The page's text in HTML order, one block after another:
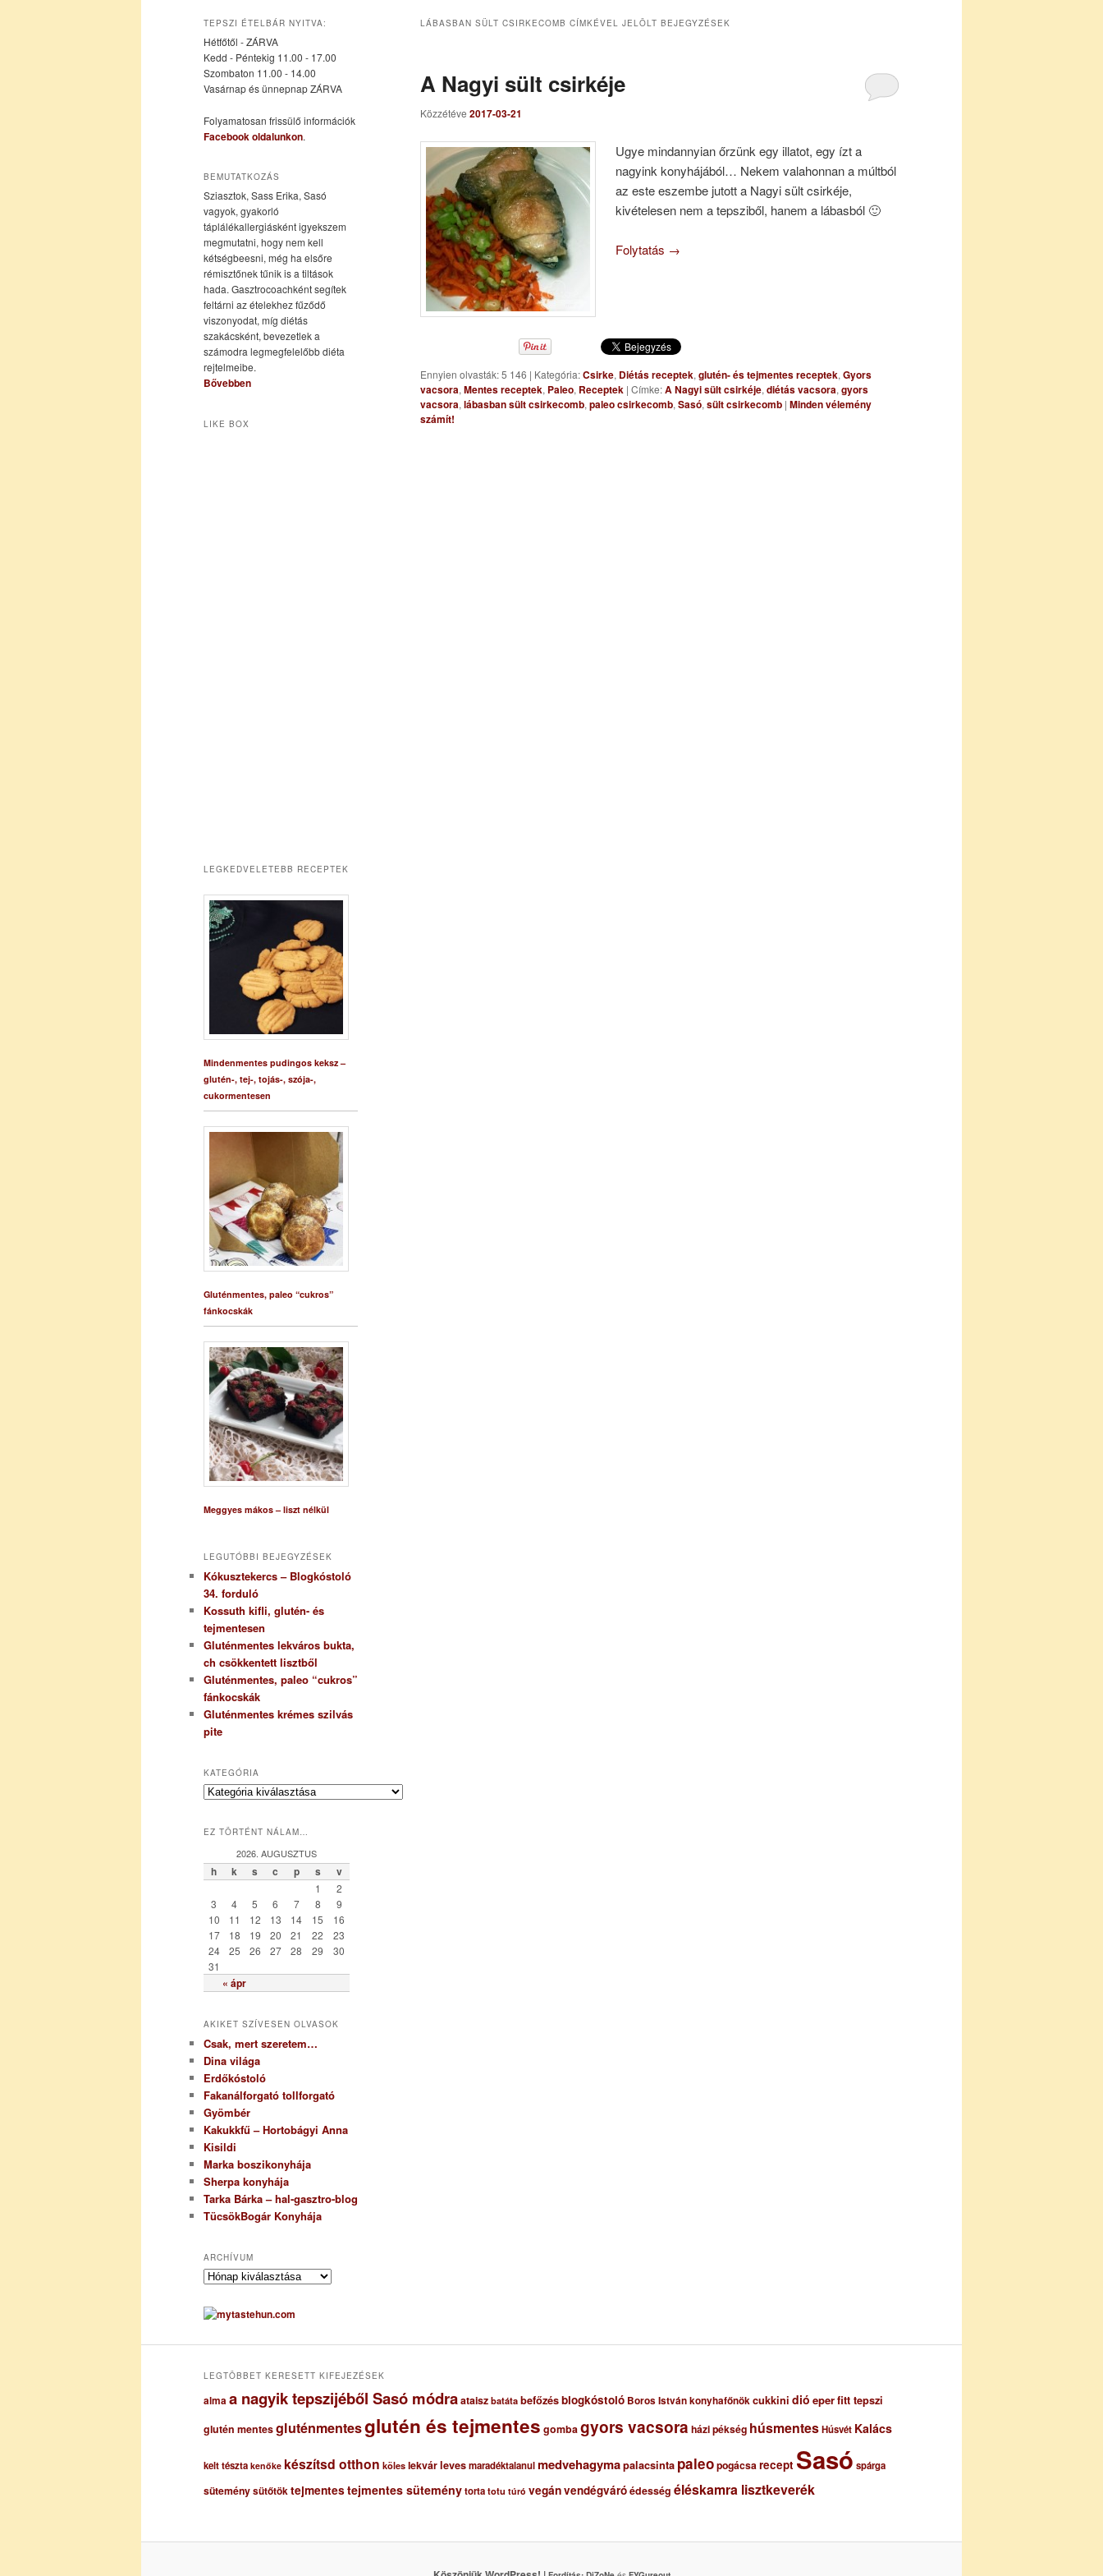
elsődleges
tartalomra
másodlagos
tartalomra
LÁBASBAN SÜLT CSIRKECOMB CÍMKÉVEL JELÖLT BEJEGYZÉSEK
A Nagyi sült csirkéje
Közzétéve 2017-03-21
Ugye mindannyian őrzünk egy illatot, egy ízt a
nagyink konyhájából… Nekem valahonnan a múltból
az este eszembe jutott a Nagyi sült csirkéje,
kivételesen nem a tepsziből, hanem a lábasból 🙂
Folytatás →
Ennyien olvasták: 5 146 | Kategória:Csirke, Diétás receptek, glutén- és tejmentes receptek, Gyors
vacsora, Mentes receptek, Paleo, Receptek | Címke:A Nagyi sült csirkéje, diétás vacsora, gyors
vacsora, lábasban sült csirkecomb, paleo csirkecomb, Sasó, sült csirkecomb | Minden vélemény
számít!
TEPSZI ÉTELBÁR NYITVA:
Hétfőtől - ZÁRVA
Kedd - Péntekig 11.00 - 17.00
Szombaton 11.00 - 14.00
Vasárnap és ünnepnap ZÁRVA
Folyamatosan frissülő információk
Facebook oldalunkon.
BEMUTATKOZÁS
Sziasztok, Sass Erika, Sasó
vagyok, gyakorló
táplálékallergiásként igyekszem
megmutatni, hogy nem kell
kétségbeesni, még ha elsőre
rémisztőnek tűnik is a tiltások
hada. Gasztrocoachként segítek
feltárni az ételekhez fűződő
viszonyodat, míg diétás
szakácsként, bevezetlek a
számodra legmegfelelőbb diéta
rejtelmeibe.
Bővebben
LIKE BOX
LEGKEDVELETEBB RECEPTEK
Mindenmentes pudingos keksz –
glutén-, tej-, tojás-, szója-,
cukormentesen
Gluténmentes, paleo “cukros”
fánkocskák
Meggyes mákos – liszt nélkül
LEGUTÓBBI BEJEGYZÉSEK
Kókusztekercs – Blogkóstoló
34. forduló
Kossuth kifli, glutén- és
tejmentesen
Gluténmentes lekváros bukta,
ch csökkentett lisztből
Gluténmentes, paleo “cukros”
fánkocskák
Gluténmentes krémes szilvás
pite
KATEGÓRIA
K
e
r
EZ TÖRTÉNT NÁLAM…
2026. AUGUSZTUS
h k s c p s v
« ápr
1
2
3
4 5 6 7 8
9
10
11 12 13 14 15
16
17
18 19 20 21 22
23
24
25 26 27 28 29
30
31
AKIKET SZÍVESEN OLVASOK
Csak, mert szeretem…
Dina világa
Erdőkóstoló
Fakanálforgató tollforgató
Gyömbér
Kakukkfű – Hortobágyi Anna
Kisildi
Marka boszikonyhája
Sherpa konyhája
Tarka Bárka – hal-gasztro-blog
TücsökBogár Konyhája
ARCHÍVUM
A
c
h
uLEGTÖBBET KERESETT KIFEJEZÉSEK
almaa nagyik tepszijéből Sasó módraataisz batáta befőzésblogkóstoló Boros István konyhafőnökcukkini dió eperfitt tepszi
glutén mentesgluténmentesglutén és tejmentes gombagyors vacsora házi pékség húsmentesHúsvét Kalács
kelt tészta kenőke készítsd otthon köles lekvárlevesmaradéktalanulmedvehagymapalacsinta paleopogácsarecept Sasó spárga
süteménysütőtöktejmentestejmentes süteménytorta totu túró vegánvendégváróédesség éléskamra lisztkeverék